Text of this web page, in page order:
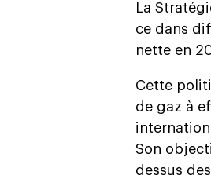
La
ce dans
nette en
Cette
de gaz à
Son
dessus